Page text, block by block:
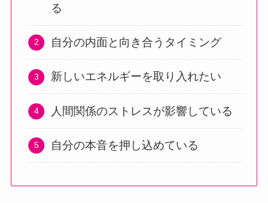
る
自分の内面と向き合うタイミング
新しいエネルギーを取り入れたい
人間関係のストレスが影響している
自分の本音を押し込めている